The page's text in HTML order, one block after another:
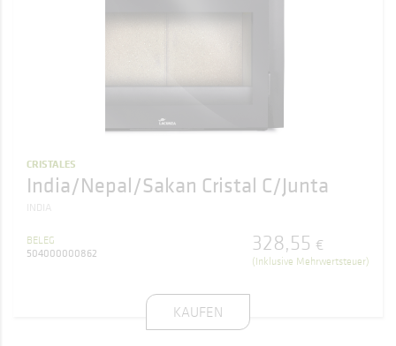
CRISTALES
India/Nepal/Sakan Cristal C/Junta
INDIA
BELEG
504000000862
328,55 €
(Inklusive Mehrwertsteuer)
KAUFEN